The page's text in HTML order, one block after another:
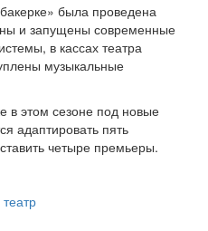
была проведена
и запущены современные
в кассах театра
музыкальные
в этом сезоне под новые
адаптировать пять
четыре премьеры.
театр